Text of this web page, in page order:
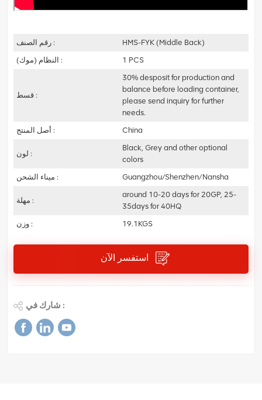
رقم الصنف :
HMS-FYK (Middle Back)
النظام (موك) :
1 PCS
قسط :
30% desposit for production and
balance before loading container,
please send inquiry for further
needs.
أصل المنتج :
China
لون :
Black, Grey and other optional
colors
ميناء الشحن :
Guangzhou/Shenzhen/Nansha
مهلة :
around 10-20 days for 20GP, 25-
35days for 40HQ
وزن :
19.1KGS
شارك في :